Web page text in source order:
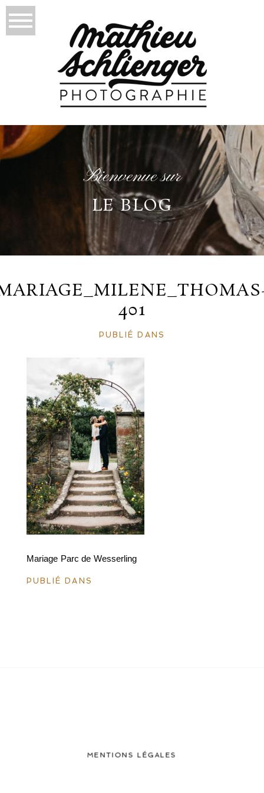
Bienvenue sur
LE BLOG
401
PUBLIÉ DANS
Mariage Parc de Wesserling
PUBLIÉ DANS
MENTIONS LÉGALES